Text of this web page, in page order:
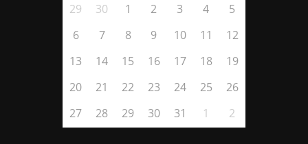
29 30 1 2 3 4
5
6
7 8 9 10 11
12
13
14 15 16 17 18
19
20
21 22 23 24 25
26
27
28 29 30 31 1 2